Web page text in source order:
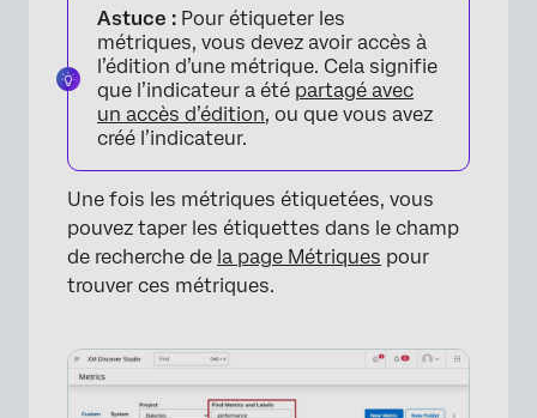
Astuce : Pour étiqueter les
métriques, vous devez avoir accès à
l’édition d’une métrique. Cela signifie
que l’indicateur a été partagé avec
un accès d’édition, ou que vous avez
créé l’indicateur.
Une fois les métriques étiquetées, vous
pouvez taper les étiquettes dans le champ
de recherche de la page Métriques pour
trouver ces métriques.